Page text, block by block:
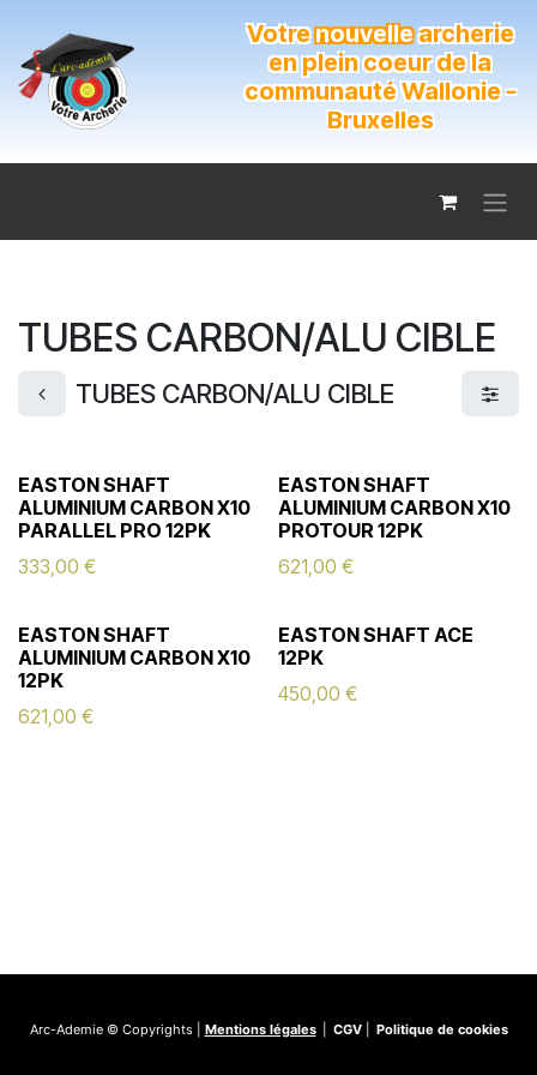
Votrenouvellearcherie
en plein coeur de la
communauté Wallonie -
Bruxelles
TUBES CARBON/ALU CIBLE
TUBES CARBON/ALU CIBLE
EASTON SHAFT
ALUMINIUM CARBON X10
PARALLEL PRO 12PK
333,00 €
EASTON SHAFT
ALUMINIUM CARBON X10
PROTOUR 12PK
621,00 €
EASTON SHAFT
ALUMINIUM CARBON X10
12PK
621,00 €
EASTON SHAFT ACE
12PK
450,00 €
Arc-Ademie © Copyrights | Mentions légales CGV Politique de cookies